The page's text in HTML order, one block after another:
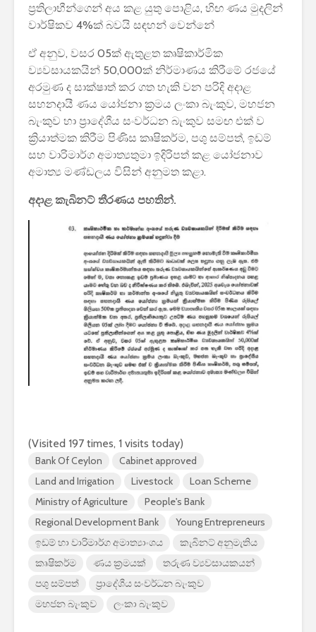
ප්‍රතිලාභීන්ගෙන් අය කළ යුතු පොළිය, හිඟ ණය මුදලින්
වාර්ෂිකව 4%ක් බවයි සඳහන් වෙන්නේ
ඒ අනුව, වසර 05ක් ඇතුළත කෘෂිකාර්මික
ව්‍යවසායකයින් 50,000ක් නිර්මාණය කිරීමේ රජයේ
අරමුණ ද සාක්ෂාත් කර ගත හැකි වන පරිදි අදාළ
සහනදායී ණය යෝජනා ක්‍රමය ලංකා බැංකුව, මහජන
බැංකුව හා ප්‍රාදේශීය සංවර්ධන බැංකුව සමඟ එක් ව
ක්‍රියාත්මක කිරීම පිණිස කෘෂිකර්ම, පශු සම්පත්, ඉඩම්
සහ වාරිමාර්ග අමාත්‍යතුමා ඉදිරිපත් කළ යෝජනාව
අමාත්‍ය මණ්ඩලය විසින් අනුමත කළා.
අදාළ කැබිනට් තීරණය පහතින්.
(Visited 197 times, 1 visits today)
Bank Of Ceylon
Cabinet approved
Land and Irrigation
Livestock
Loan Scheme
Ministry of Agriculture
People's Bank
Regional Development Bank
Young Entrepreneurs
ඉඩම් හා වාරිමාර්ග අමාත්‍යාංශය
කැබිනට් අනුමැතිය
කෘෂිකර්ම
ණය ක්‍රමයක්
තරුණ ව්‍යවසායකයන්
පශු සම්පත්
ප්‍රාදේශීය සංවර්ධන බැංකුව
මහජන බැංකුව
ලංකා බැංකුව
2026 යාවත්කාලීනය
හඳුන්වා දීමට
නැමීමේ